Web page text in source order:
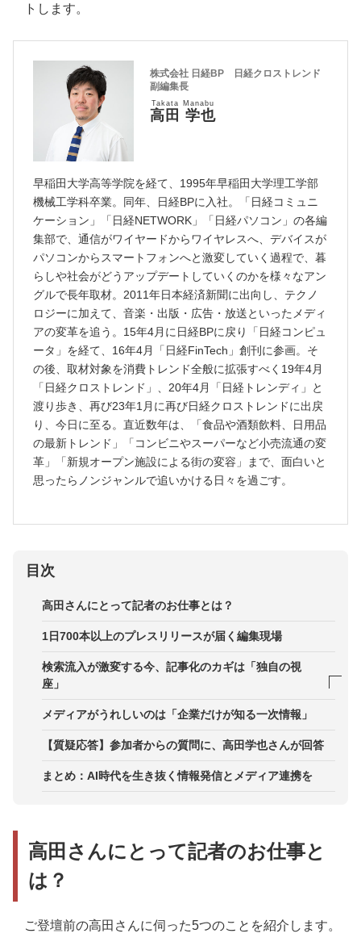
トします。
株式会社 日経BP 日経クロストレンド
副編集長
高田 学也
Takata Manabu
早稲田大学高等学院を経て、1995年早稲田大学理工学部
機械工学科卒業。同年、日経BPに入社。「日経コミュニ
ケーション」「日経NETWORK」「日経パソコン」の各編
集部で、通信がワイヤードからワイヤレスへ、デバイスが
パソコンからスマートフォンへと激変していく過程で、暮
らしや社会がどうアップデートしていくのかを様々なアン
グルで長年取材。2011年日本経済新聞に出向し、テクノ
ロジーに加えて、音楽・出版・広告・放送といったメディ
アの変革を追う。15年4月に日経BPに戻り「日経コンピュ
ータ」を経て、16年4月「日経FinTech」創刊に参画。そ
の後、取材対象を消費トレンド全般に拡張すべく19年4月
「日経クロストレンド」、20年4月「日経トレンディ」と
渡り歩き、再び23年1月に再び日経クロストレンドに出戻
り、今日に至る。直近数年は、「食品や酒類飲料、日用品
の最新トレンド」「コンビニやスーパーなど小売流通の変
革」「新規オープン施設による街の変容」まで、面白いと
思ったらノンジャンルで追いかける日々を過ごす。
目次
高田さんにとって記者のお仕事とは？
1日700本以上のプレスリリースが届く編集現場
検索流入が激変する今、記事化のカギは「独自の視
座」
AIの普及で変化した読者との接点
内容の濃度がより重要に。記事づくりに変化
大切なのは差別化を生み出す「自分だけの視座」
メディアがうれしいのは「企業だけが知る一次情報」
【質疑応答】参加者からの質問に、高田学也さんが回答
まとめ：AI時代を生き抜く情報発信とメディア連携を
高田さんにとって記者のお仕事と
は？
ご登壇前の高田さんに伺った5つのことを紹介します。